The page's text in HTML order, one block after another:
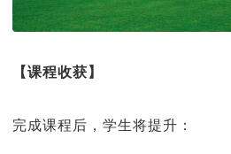
【课程收获】
完成课程后，学生将提升：